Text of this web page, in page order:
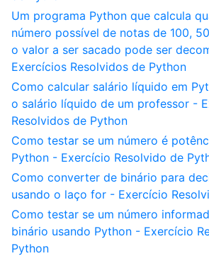
Um programa Python que calcula
número possível de notas de 100,
o valor a ser sacado pode ser
Exercícios Resolvidos de Python
Como calcular salário líquido em
o salário líquido de um professor -
Resolvidos de Python
Como testar se um número é
Python - Exercício Resolvido de
Como converter de binário para
usando o laço for - Exercício
Como testar se um número
binário usando Python - Exercício
Python